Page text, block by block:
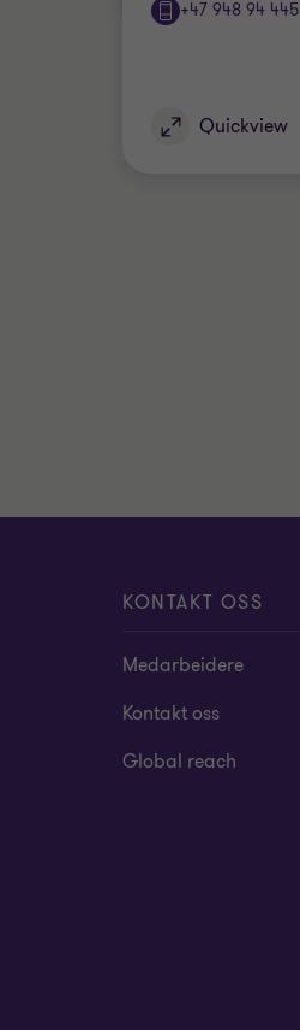
+47 948 94 445
Quickview
KONTAKT OSS
Medarbeidere
Kontakt oss
Global reach